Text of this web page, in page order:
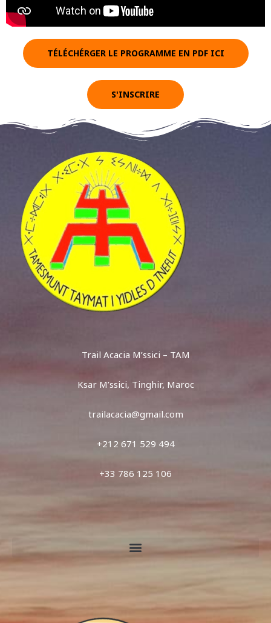
TÉLÉCHÉRGER LE PROGRAMME EN PDF ICI
S'INSCRIRE
Trail Acacia M’ssici – TAM
Ksar M’ssici, Tinghir, Maroc
trailacacia@gmail.com
+212 671 529 494
+33 786 125 106